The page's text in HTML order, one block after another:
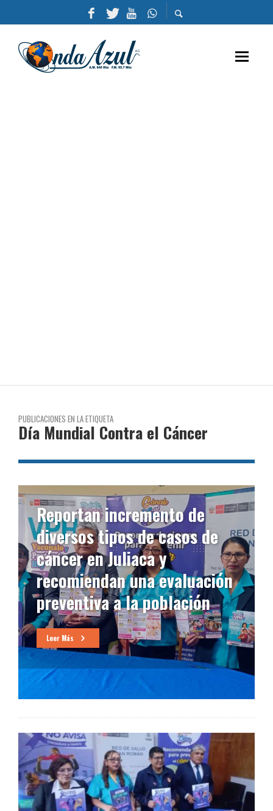
PUBLICACIONES EN LA ETIQUETA
Día Mundial Contra el Cáncer
Reportan incremento de
diversos tipos de casos de
cáncer en Juliaca y
recomiendan una evaluación
preventiva a la población
Leer Más